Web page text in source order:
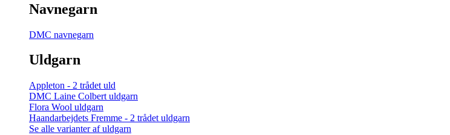
Navnegarn
DMC navnegarn
Uldgarn
Appleton - 2 trådet uld
DMC Laine Colbert uldgarn
Flora Wool uldgarn
Haandarbejdets Fremme - 2 trådet uldgarn
Se alle varianter af uldgarn